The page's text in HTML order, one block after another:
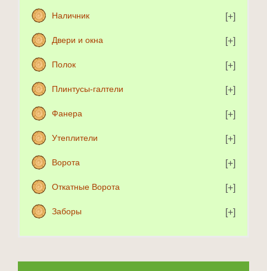
Наличник
Двери и окна
Полок
Плинтусы-галтели
Фанера
Утеплители
Ворота
Откатные Ворота
Заборы